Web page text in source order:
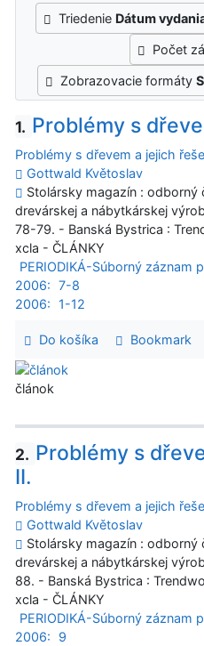
Triedenie Dátum
Počet
Zobrazovacie formáty
1. Problémy s
Problémy s dřevem a jejich
Gottwald Květoslav
Stolársky magazín :
drevárskej a nábytkárskej
78-79. - Banská Bystrica :
xcla - ČLÁNKY
PERIODIKÁ-Súborný záznam
2006: 7-8
2006:
1-12
Do košíka Bookmark
článok
2. Problémy s
II.
Problémy s dřevem a jejich
Gottwald Květoslav
Stolársky magazín :
drevárskej a nábytkárskej
88. - Banská Bystrica :
xcla - ČLÁNKY
PERIODIKÁ-Súborný záznam
2006:
9